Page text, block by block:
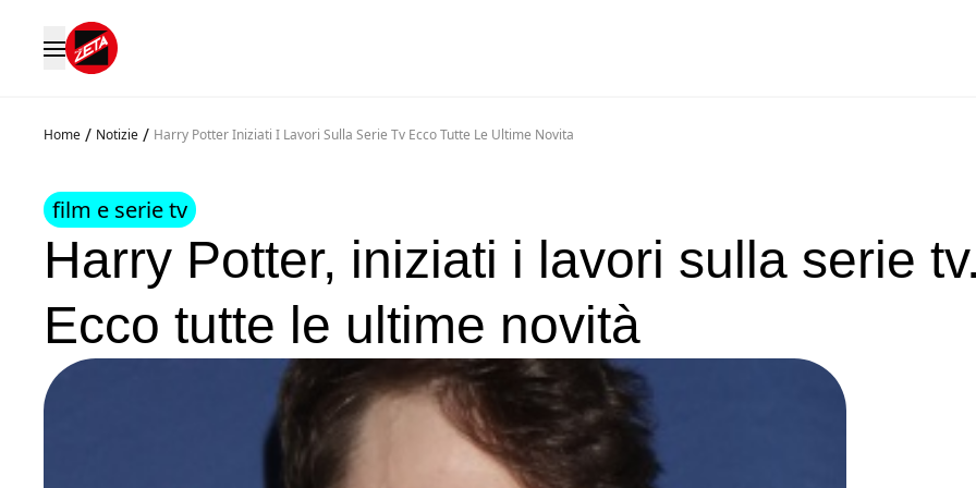
Home / Notizie / Harry Potter Iniziati I Lavori Sulla Serie Tv Ecco Tutte Le Ultime Novita
film e serie tv
Harry Potter, iniziati i lavori sulla serie
Ecco tutte le ultime novità